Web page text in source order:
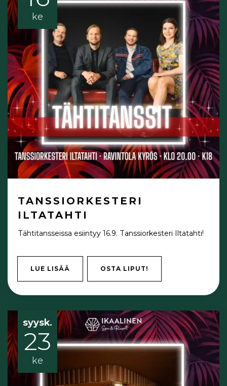
ke
TANSSIORKESTERI
ILTATAHTI
Tähtitansseissa esiintyy 16.9. Tanssiorkesteri Iltatahti!
LUE LISÄÄ OSTA LIPUT!
syysk.
23
ke